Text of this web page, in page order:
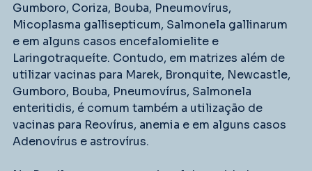
Gumboro, Coriza, Bouba, Pneumovírus,
Micoplasma gallisepticum, Salmonela gallinarum
e em alguns casos encefalomielite e
Laringotraqueíte. Contudo, em matrizes além de
utilizar vacinas para Marek, Bronquite, Newcastle,
Gumboro, Bouba, Pneumovírus, Salmonela
enteritidis, é comum também a utilização de
vacinas para Reovírus, anemia e em alguns casos
Adenovírus e astrovírus.